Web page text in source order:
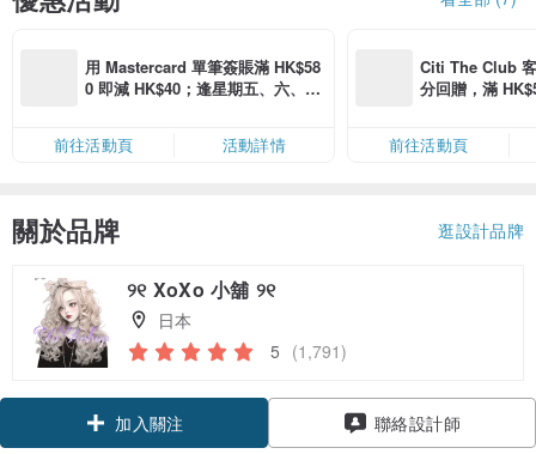
用 Mastercard 單筆簽賬滿 HK$58
0 即減 HK$40；逢星期五、六、日
卡」結帳）
前往活動頁 活動詳情
Citi The Club
分回贈，滿
前往活動頁
關於品牌 逛設計品牌
୨୧ XoXo 小舖 ୨୧
日本
5 (1,791)
加入關注 聯絡設計師